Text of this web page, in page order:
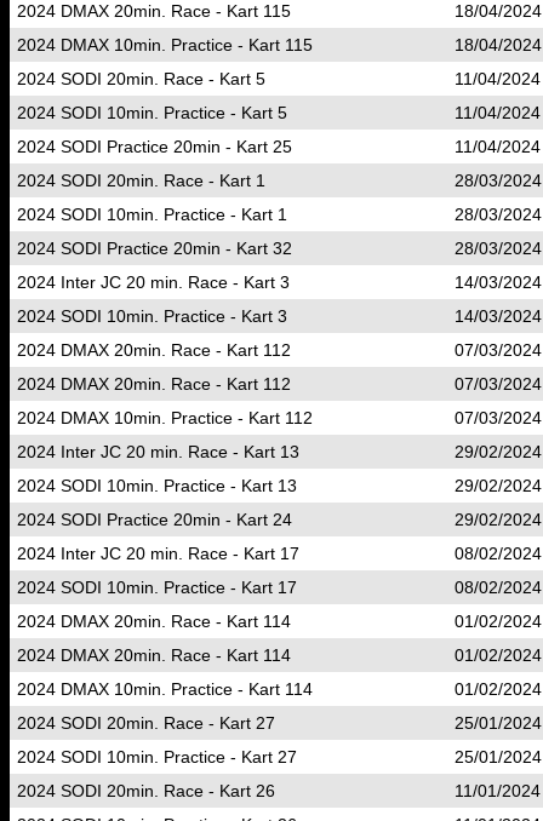
2024 DMAX 20min. Race - Kart 115
18/04/
2024 DMAX 10min. Practice - Kart 115
18/04/
2024 SODI 20min. Race - Kart 5
11/04/
2024 SODI 10min. Practice - Kart 5
11/04/
2024 SODI Practice 20min - Kart 25
11/04/
2024 SODI 20min. Race - Kart 1
28/03/
2024 SODI 10min. Practice - Kart 1
28/03/
2024 SODI Practice 20min - Kart 32
28/03/
2024 Inter JC 20 min. Race - Kart 3
14/03/
2024 SODI 10min. Practice - Kart 3
14/03/
2024 DMAX 20min. Race - Kart 112
07/03/
2024 DMAX 20min. Race - Kart 112
07/03/
2024 DMAX 10min. Practice - Kart 112
07/03/
2024 Inter JC 20 min. Race - Kart 13
29/02/
2024 SODI 10min. Practice - Kart 13
29/02/
2024 SODI Practice 20min - Kart 24
29/02/
2024 Inter JC 20 min. Race - Kart 17
08/02/
2024 SODI 10min. Practice - Kart 17
08/02/
2024 DMAX 20min. Race - Kart 114
01/02/
2024 DMAX 20min. Race - Kart 114
01/02/
2024 DMAX 10min. Practice - Kart 114
01/02/
2024 SODI 20min. Race - Kart 27
25/01/
2024 SODI 10min. Practice - Kart 27
25/01/
2024 SODI 20min. Race - Kart 26
11/01/